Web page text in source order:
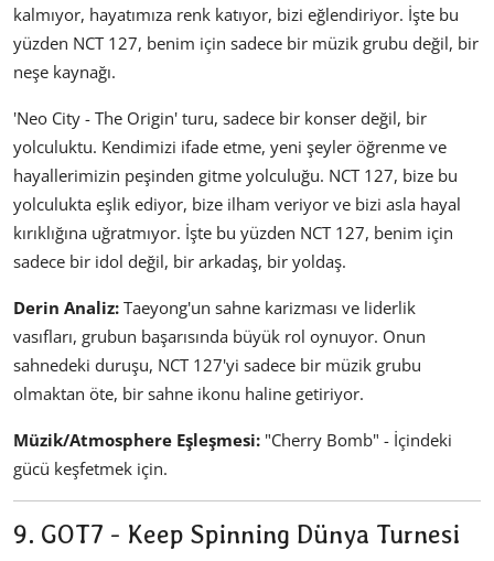
kalmıyor, hayatımıza renk katıyor, bizi eğlendiriyor. İşte bu
yüzden NCT 127, benim için sadece bir müzik grubu değil, bir
neşe kaynağı.
'Neo City - The Origin' turu, sadece bir konser değil, bir
yolculuktu. Kendimizi ifade etme, yeni şeyler öğrenme ve
hayallerimizin peşinden gitme yolculuğu. NCT 127, bize bu
yolculukta eşlik ediyor, bize ilham veriyor ve bizi asla hayal
kırıklığına uğratmıyor. İşte bu yüzden NCT 127, benim için
sadece bir idol değil, bir arkadaş, bir yoldaş.
Derin Analiz: Taeyong'un sahne karizması ve liderlik
vasıfları, grubun başarısında büyük rol oynuyor. Onun
sahnedeki duruşu, NCT 127'yi sadece bir müzik grubu
olmaktan öte, bir sahne ikonu haline getiriyor.
Müzik/Atmosphere Eşleşmesi: "Cherry Bomb" - İçindeki
gücü keşfetmek için.
9. GOT7 - Keep Spinning Dünya Turnesi